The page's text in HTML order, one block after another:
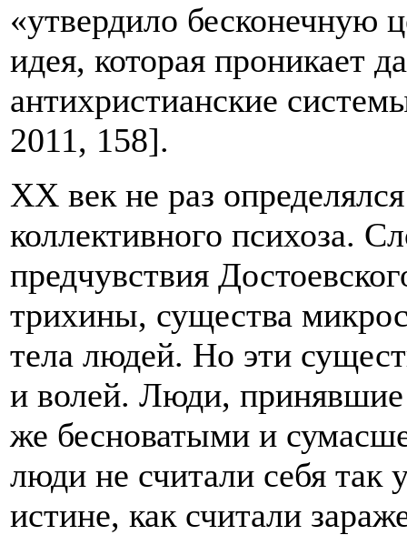
«утвердило бесконечную
идея, которая проникает
антихристианские
2011, 158].
ХХ век не раз
коллективного психоза.
предчувствия
трихины, существа
тела людей. Но эти
и волей. Люди, принявшие
же бесноватыми и
люди не считали себя
истине, как считали